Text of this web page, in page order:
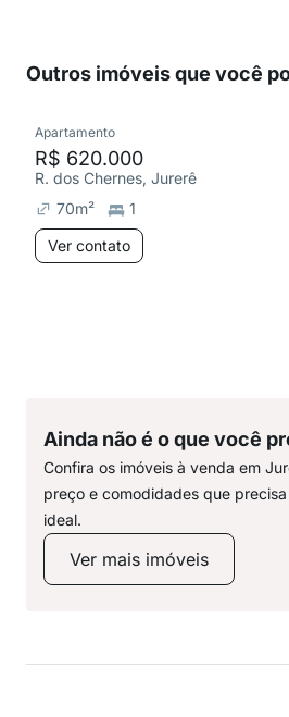
Outros imóveis que você
Apartamento
R$ 620.000
R. dos Chernes, Jurerê
70m²
1
Ver contato
Ainda não é o que você
Confira os imóveis à venda em
preço e comodidades que
ideal.
Ver mais imóveis